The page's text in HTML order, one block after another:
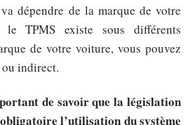
dépendre de la marque de votre
TPMS existe sous différents
de votre voiture, vous pouvez
indirect.
de savoir que la législation
l’utilisation du système